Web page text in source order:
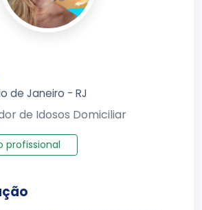
de Janeiro - RJ
de Idosos Domiciliar
profissional